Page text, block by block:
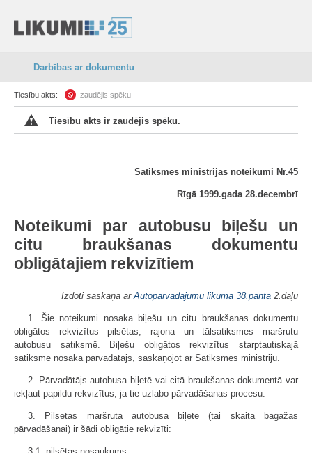
Darbības ar dokumentu
Tiesību akts: zaudējis spēku
Tiesību akts ir zaudējis spēku.
Satiksmes ministrijas noteikumi Nr.45
Rīgā 1999.gada 28.decembrī
Noteikumi par autobusu biļešu un
citu braukšanas dokumentu
obligātajiem rekvizītiem
Izdoti saskaņā arAutopārvadājumu likuma 38.panta 2.daļu
1. Šie noteikumi nosaka biļešu un citu braukšanas dokumentu
obligātos rekvizītus pilsētas, rajona un tālsatiksmes maršrutu
autobusu satiksmē. Biļešu obligātos rekvizītus starptautiskajā
satiksmē nosaka pārvadātājs, saskaņojot ar Satiksmes ministriju.
2. Pārvadātājs autobusa biļetē vai citā braukšanas dokumentā var
iekļaut papildu rekvizītus, ja tie uzlabo pārvadāšanas procesu.
3. Pilsētas maršruta autobusa biļetē (tai skaitā bagāžas
pārvadāšanai) ir šādi obligātie rekvizīti: